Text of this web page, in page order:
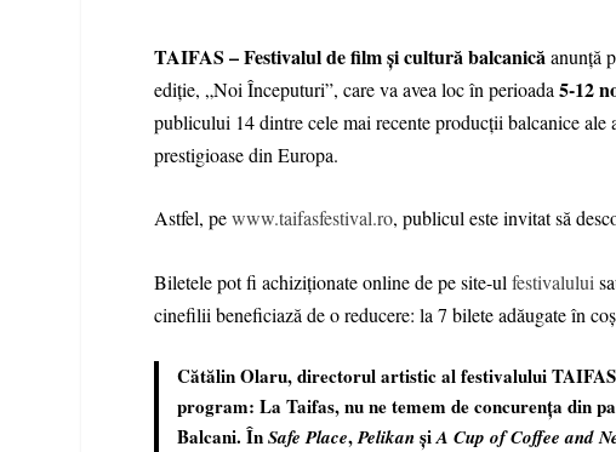
TAIFAS – Festivalul de film și cultură balcanicăanunță
ediție, „Noi Începuturi”, care va avea loc în perioada5-12
publicului 14 dintre cele mai recente producții balcanice
prestigioase din Europa.
Astfel, pewww.taifasfestival.ro, publicul este invitat să
Biletele pot fi achiziționate online de pe site-ulfestivalului
cinefilii beneficiază de o reducere: la 7 bilete adăugate în
Cătălin Olaru, directorul artistic al festivalului
program: La Taifas, nu ne temem de concurența din
Balcani. ÎnSafe Place,PelikanșiA Cup of Coffee and